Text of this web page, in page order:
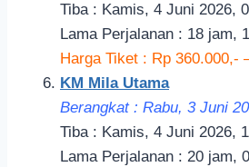
Tiba : Kamis, 4 Juni 2026,
Lama Perjalanan : 18 jam,
Harga Tiket : Rp 360.000,-
KM Mila Utama
Berangkat : Rabu, 3 Juni
Tiba : Kamis, 4 Juni 2026,
Lama Perjalanan : 20 jam,